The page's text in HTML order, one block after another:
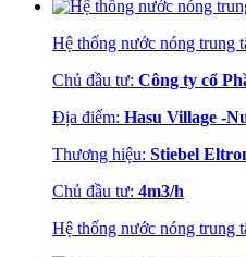
Hệ thống nước nóng trung
Chủ đầu tư: Công ty cổ
Địa điểm: Hasu Village -
Thương hiệu: Stiebel
Chủ đầu tư: 4m3/h
Hệ thống nước nóng trung